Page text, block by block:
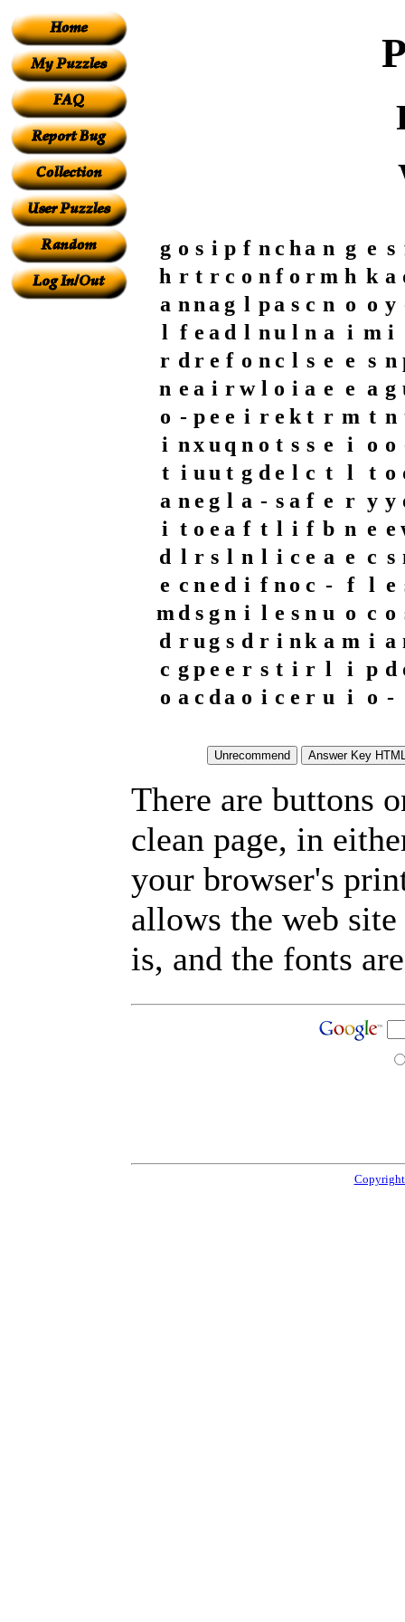
g o s i p f n c ha n g e s
h r t r c o n f o r m h k a
a nna g l pa s c n o o y
l f e a d l nu l n a i m i
r d r e f o n c l s e e s n
n e a i r w l o i a e e a g
o - p e e i r e k t r m t n
i nxu q n o t s s e i o o
t i uu t g d e l c t l t o
a n e g l a - s a f e r y y
i t o e a f t l i f b n e e
d l r s l n l i c e a e c s
e c n e d i f n o c - f l e
m d s gn i l e s n u o c o
d r u g s d r i nk a m i a
c gp e e r s t i r l i p d
o a c da o i c e r u i o -
There are buttons
clean page, in
your browser's
allows the web
is, and the fonts